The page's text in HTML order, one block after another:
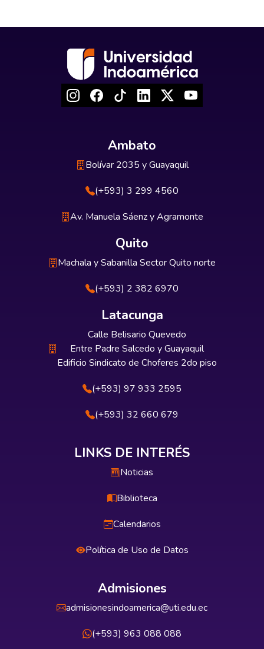
Ambato
Bolívar 2035 y Guayaquil
(+593) 3 299 4560
Av. Manuela Sáenz y Agramonte
Quito
Machala y Sabanilla Sector Quito norte
(+593) 2 382 6970
Latacunga
Calle Belisario Quevedo
Entre Padre Salcedo y Guayaquil
Edificio Sindicato de Choferes 2do piso
(+593) 97 933 2595
(+593) 32 660 679
LINKS DE INTERÉS
Noticias
Biblioteca
Calendarios
Política de Uso de Datos
Admisiones
admisionesindoamerica@uti.edu.ec
(+593) 963 088 088